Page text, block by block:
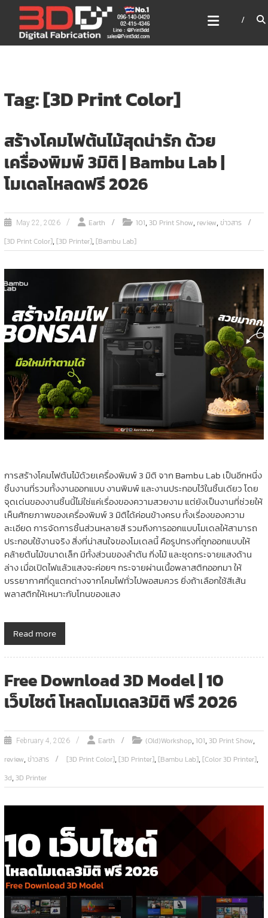
content
3DD DIGITAL FABRICATION
เครื่องพิมพ์3มิติ สแกนเนอร์
เลเซอร์
Tag: [3D Print Color]
สร้างโคมไฟต้นไม้สุดน่ารัก ด้วย
เครื่องพิมพ์ 3มิติ | Bambu Lab |
โมเดลโหลดฟรี 2026
May 22, 2026 Earth 101,3D Print Show, review,ข่าวสาร
[3D Print Color],[3D Printer],[Bambu Lab]
การสร้างโคมไฟต้นไม้ด้วยเครื่องพิมพ์ 3 มิติ จาก Bambu Lab เป็นอีกหนึ่ง
ชิ้นงานที่รวมทั้งงานออกแบบ งานพิมพ์ และงานประกอบไว้ในชิ้นเดียว โดย
จุดเด่นของงานชิ้นนี้ไม่ใช่แค่เรื่องของความสวยงาม แต่ยังเป็นงานที่ช่วยให้
เห็นศักยภาพของเครื่องพิมพ์ 3 มิติได้ค่อนข้างครบ ทั้งเรื่องของความ
ละเอียด การจัดการชิ้นส่วนหลายสี รวมถึงการออกแบบโมเดลให้สามารถ
ประกอบใช้งานจริง สิ่งที่น่าสนใจของโมเดลนี้ คือรูปทรงที่ถูกออกแบบให้
คล้ายต้นไม้ขนาดเล็ก มีทั้งส่วนของลำต้น กิ่งไม้ และชุดกระจายแสงด้าน
ล่าง เมื่อเปิดไฟแล้วแสงจะค่อยๆ กระจายผ่านเนื้อพลาสติกออกมา ให้
บรรยากาศที่ดูแตกต่างจากโคมไฟทั่วไปพอสมควร ยิ่งถ้าเลือกใช้สีเส้น
พลาสติกให้เหมาะกับโทนของแสง
Read more
Free Download 3D Model | 10
เว็บไซต์ โหลดโมเดล3มิติ ฟรี 2026
February 4, 2026 Earth (Old)Workshop,101,3D Print Show,
review,ข่าวสาร [3D Print Color],[3D Printer],[Bambu Lab],[Color 3D Printer],
3d,3D Printer